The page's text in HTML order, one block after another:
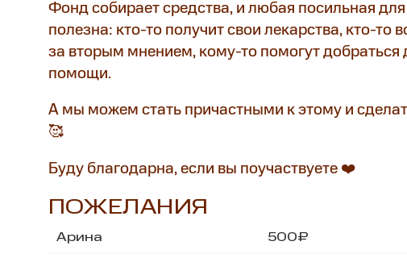
Фонд собирает средства, и любая посильная
полезна: кто-то получит свои лекарства, кто-то
за вторым мнением, кому-то помогут добраться
помощи.
А мы можем стать причастными к этому и
🥰
Буду благодарна, если вы поучаствуете ❤️
ПОЖЕЛАНИЯ
Арина 500₽